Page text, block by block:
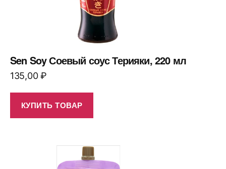
Sen Soy Соевый соус Терияки, 220 мл
135,00₽
КУПИТЬ ТОВАР